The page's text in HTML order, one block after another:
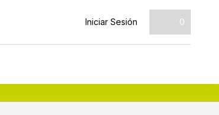
Iniciar Sesión 0